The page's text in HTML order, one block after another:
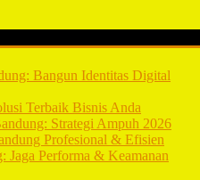
Bangun Identitas Digital
Terbaik Bisnis Anda
Strategi Ampuh 2026
Profesional & Efisien
Jaga Performa & Keamanan